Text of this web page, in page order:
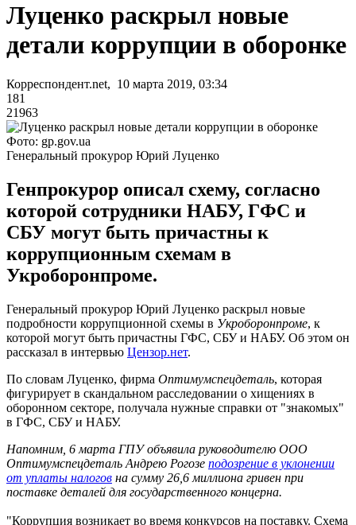
Луценко раскрыл новые
детали коррупции в оборонке
Корреспондент.net, 10 марта 2019, 03:34
181
21963
Фото: gp.gov.ua
Генеральный прокурор Юрий Луценко
Генпрокурор описал схему, согласно
которой сотрудники НАБУ, ГФС и
СБУ могут быть причастны к
коррупционным схемам в
Укроборонпроме.
Генеральный прокурор Юрий Луценко раскрыл новые
подробности коррупционной схемы в Укроборонпроме, к
которой могут быть причастны ГФС, СБУ и НАБУ. Об этом он
рассказал в интервью Цензор.нет.
По словам Луценко, фирма Оптимумспецдеталь, которая
фигурирует в скандальном расследовании о хищениях в
оборонном секторе, получала нужные справки от "знакомых"
в ГФС, СБУ и НАБУ.
Напомним, 6 марта ГПУ объявила руководителю ООО
Оптимумспецдеталь Андрею Рогозе подозрение в уклонении
от уплаты налогов на сумму 26,6 миллиона гривен при
поставке деталей для государственного концерна.
"Коррупция возникает во время конкурсов на поставку. Схема